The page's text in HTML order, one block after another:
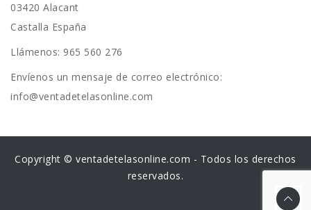
03420 Alacant
Castalla España
Llámenos: 965 560 276
Envíenos un mensaje de correo electrónico:
info@ventadetelasonline.com
Copyright © ventadetelasonline.com - Todos los derechos
reservados.